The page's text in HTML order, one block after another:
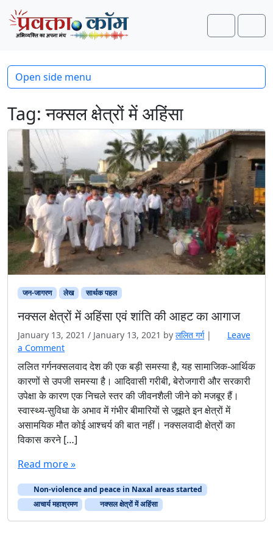
Skip to content
Skip to footer
Search
Tag:नक्सल क्षेत्रों में अहिंसा
जन-जागरण लेख सार्थक पहल
नक्सल क्षेत्रों में अहिंसा एवं शांति की आहट का आगाज
January 13, 2021 / January 13, 2021 by ललित गर्ग |
Leave
a Comment
ललित गर्गनक्सलवाद देश की एक बड़ी समस्या है, यह सामाजिक-आर्थिक
कारणों से उपजी समस्या है। आदिवासी गरीबी, बेरोजगारी और सरकारी
उपेक्षा के कारण एक निचले स्तर की जीवनशैली जीने को मजबूर हैं।
स्वास्थ्य-सुविधा के अभाव में गंभीर बीमारियों से जूझते इन क्षेत्रों में
असामयिक मौत कोई आश्चर्य की बात नहीं। नक्सलवादी क्षेत्रों का
विकास करने […]
Read more »
Non-violence and peace in Naxal areas started
आचार्य महाश्रमण
नक्सल क्षेत्रों में अहिंसा
Open side menu